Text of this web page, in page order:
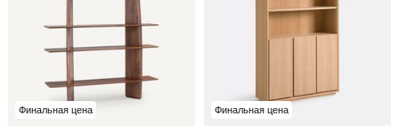
Финальная цена Финальная цена